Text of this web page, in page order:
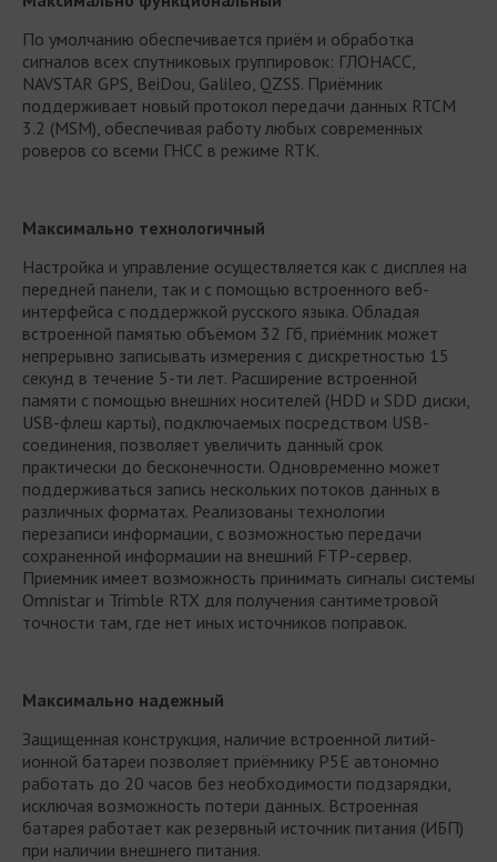
По умолчанию обеспечивается приём и обработка
сигналов всех спутниковых группировок: ГЛОНАСС,
NAVSTAR GPS, BeiDou, Galileo, QZSS. Приёмник
поддерживает новый протокол передачи данных RTCM
3.2 (MSM), обеспечивая работу любых современных
роверов со всеми ГНСС в режиме RTK.
Максимально технологичный
Настройка и управление осуществляется как с дисплея на
передней панели, так и с помощью встроенного веб-
интерфейса с поддержкой русского языка. Обладая
встроенной памятью объёмом 32 Гб, приёмник может
непрерывно записывать измерения с дискретностью 15
секунд в течение 5-ти лет. Расширение встроенной
памяти с помощью внешних носителей (HDD и SDD диски,
USB-флеш карты), подключаемых посредством USB-
соединения, позволяет увеличить данный срок
практически до бесконечности. Одновременно может
поддерживаться запись нескольких потоков данных в
различных форматах. Реализованы технологии
перезаписи информации, с возможностью передачи
сохраненной информации на внешний FTP-сервер.
Приемник имеет возможность принимать сигналы системы
Omnistar и Trimble RTX для получения сантиметровой
точности там, где нет иных источников поправок.
Максимально надежный
Защищенная конструкция, наличие встроенной литий-
ионной батареи позволяет приёмнику P5E автономно
работать до 20 часов без необходимости подзарядки,
исключая возможность потери данных. Встроенная
батарея работает как резервный источник питания (ИБП)
при наличии внешнего питания.